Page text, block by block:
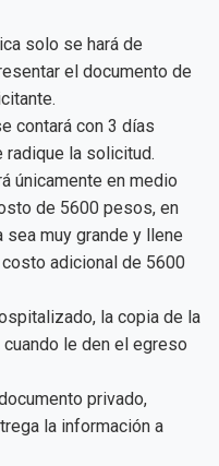
solo se hará de
el documento de
contará con 3 días
radique la solicitud.
únicamente en medio
de 5600 pesos, en
muy grande y llene
adicional de 5600
la copia de la
le den el egreso
privado,
la información a